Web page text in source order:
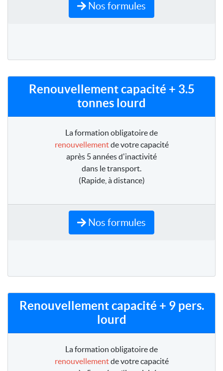
Nos formules
Renouvellement capacité + 3.5
tonnes lourd
La formation obligatoire de
renouvellementde votre capacité
après 5 années d'inactivité
dans le transport.
(Rapide, à distance)
Nos formules
Renouvellement capacité + 9 pers.
lourd
La formation obligatoire de
renouvellementde votre capacité